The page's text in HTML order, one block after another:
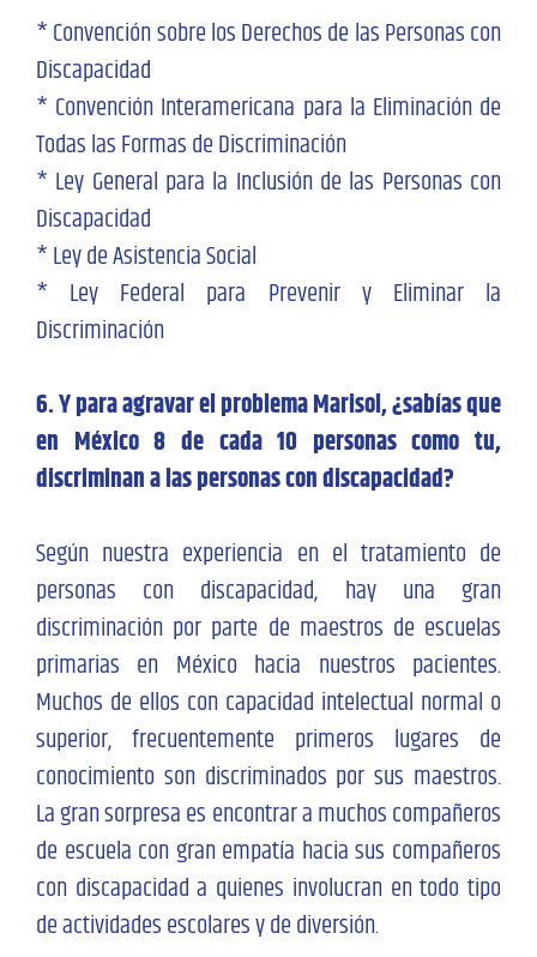
* Convención sobre los Derechos de las Personas con
Discapacidad
* Convención Interamericana para la Eliminación de
Todas las Formas de Discriminación
* Ley General para la Inclusión de las Personas con
Discapacidad
* Ley de Asistencia Social
* Ley Federal para Prevenir y Eliminar la
Discriminación
6. Y para agravar el problema Marisol, ¿sabías que
en México 8 de cada 10 personas como tu,
discriminan a las personas con discapacidad?
Según nuestra experiencia en el tratamiento de
personas con discapacidad, hay una gran
discriminación por parte de maestros de escuelas
primarias en México hacia nuestros pacientes.
Muchos de ellos con capacidad intelectual normal o
superior, frecuentemente primeros lugares de
conocimiento son discriminados por sus maestros.
La gran sorpresa es encontrar a muchos compañeros
de escuela con gran empatía hacia sus compañeros
con discapacidad a quienes involucran en todo tipo
de actividades escolares y de diversión.